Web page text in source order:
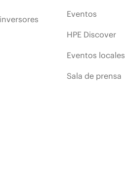
Eventos
HPE Discover
Eventos locales
Sala de prensa